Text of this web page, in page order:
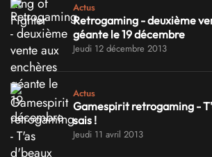
Actus
Retrogaming - deuxième
géante le 19 décembre
Jeudi 12 décembre 2013
Actus
Gamespirit retrogaming -
sais !
Jeudi 11 avril 2013